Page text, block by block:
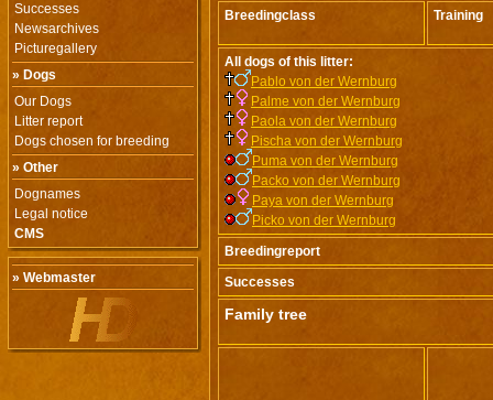
Successes
Newsarchives
Picturegallery
» Dogs
Our Dogs
Litter report
Dogs chosen for breeding
» Other
Dognames
Legal notice
CMS
» Webmaster
Breedingclass Training
All dogs of this litter:
Pablo von der Wernburg
Palme von der Wernburg
Paola von der Wernburg
Pischa von der Wernburg
Puma von der Wernburg
Packo von der Wernburg
Paya von der Wernburg
Picko von der Wernburg
Breedingreport
Successes
Family tree